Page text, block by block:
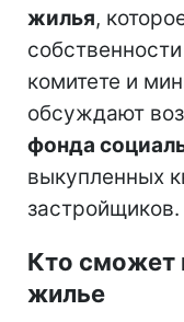
жилья,
комитете и
обсуждают
фонда
выкупленных
застройщиков.
Кто сможет
жилье